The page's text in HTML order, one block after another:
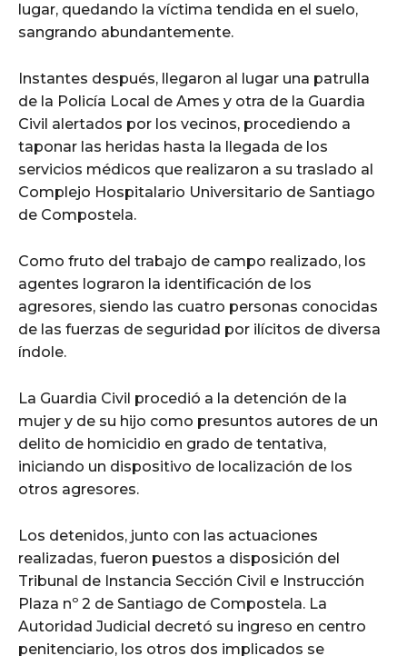
lugar, quedando la víctima tendida en el suelo,
sangrando abundantemente.
Instantes después, llegaron al lugar una patrulla
de la Policía Local de Ames y otra de la Guardia
Civil alertados por los vecinos, procediendo a
taponar las heridas hasta la llegada de los
servicios médicos que realizaron a su traslado al
Complejo Hospitalario Universitario de Santiago
de Compostela.
Como fruto del trabajo de campo realizado, los
agentes lograron la identificación de los
agresores, siendo las cuatro personas conocidas
de las fuerzas de seguridad por ilícitos de diversa
índole.
La Guardia Civil procedió a la detención de la
mujer y de su hijo como presuntos autores de un
delito de homicidio en grado de tentativa,
iniciando un dispositivo de localización de los
otros agresores.
Los detenidos, junto con las actuaciones
realizadas, fueron puestos a disposición del
Tribunal de Instancia Sección Civil e Instrucción
Plaza nº 2 de Santiago de Compostela. La
Autoridad Judicial decretó su ingreso en centro
penitenciario, los otros dos implicados se